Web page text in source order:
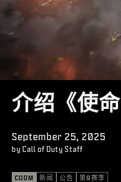
介绍《使
September 25, 2025
by Call of Duty Staff
CODM 新闻 公告 第9赛季